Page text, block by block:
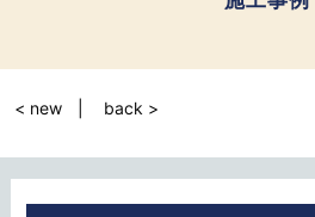
< new back >